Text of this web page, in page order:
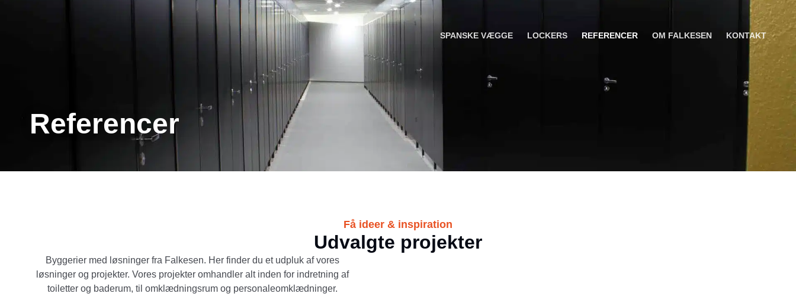
info@falkesen.dk
+45 88 97 12 00
SPANSKE VÆGGE
LOCKERS REFERENCER OM FALKESEN KONTAKT
Referencer
Få ideer & inspiration
Udvalgte projekter
Byggerier med løsninger fra Falkesen. Her finder du et udpluk af vores
løsninger og projekter. Vores projekter omhandler alt inden for indretning af
toiletter og baderum, til omklædningsrum og personaleomklædninger.